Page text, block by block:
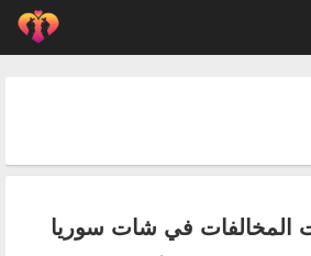
المخالفات في شات سوريا